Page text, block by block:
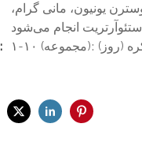
یونیون، مانی گرام،
استئوآرتریت انجام می‌شود
زمان سرب: